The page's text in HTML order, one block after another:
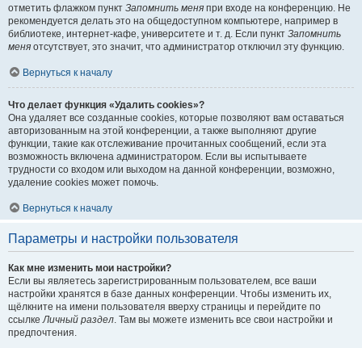
отметить флажком пункт Запомнить меня при входе на конференцию. Не
рекомендуется делать это на общедоступном компьютере, например в
библиотеке, интернет-кафе, университете и т. д. Если пункт Запомнить
меня отсутствует, это значит, что администратор отключил эту функцию.
Вернуться к началу
Что делает функция «Удалить cookies»?
Она удаляет все созданные cookies, которые позволяют вам оставаться
авторизованным на этой конференции, а также выполняют другие
функции, такие как отслеживание прочитанных сообщений, если эта
возможность включена администратором. Если вы испытываете
трудности со входом или выходом на данной конференции, возможно,
удаление cookies может помочь.
Вернуться к началу
Параметры и настройки пользователя
Как мне изменить мои настройки?
Если вы являетесь зарегистрированным пользователем, все ваши
настройки хранятся в базе данных конференции. Чтобы изменить их,
щёлкните на имени пользователя вверху страницы и перейдите по
ссылкеЛичный раздел. Там вы можете изменить все свои настройки и
предпочтения.